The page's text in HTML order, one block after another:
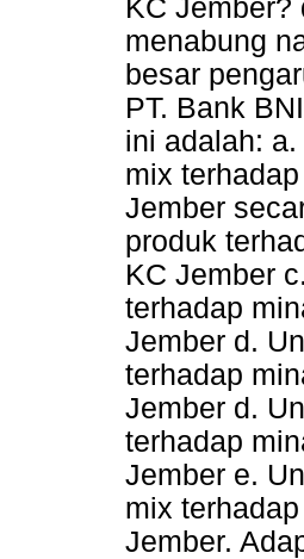
KC Jember?
menabung
besar
PT. Bank
ini adalah:
mix
Jember
produk
KC Jember
terhadap
Jember d.
terhadap
Jember d.
terhadap
Jember e.
mix
Jember.